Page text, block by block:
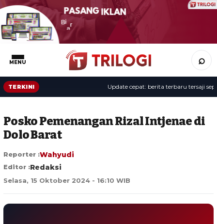
MENU ⌕
TERKINI Update cepat: berita terbaru tersaji
Posko Pemenangan Rizal Intjenae di
Dolo Barat
Reporter :Wahyudi
Editor :Redaksi
Selasa, 15 Oktober 2024 - 16:10 WIB